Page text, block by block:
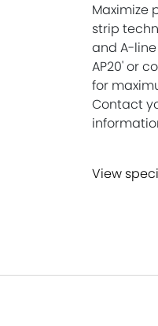
Maximize
strip
and A-line
AP20' or
for
Contact
View